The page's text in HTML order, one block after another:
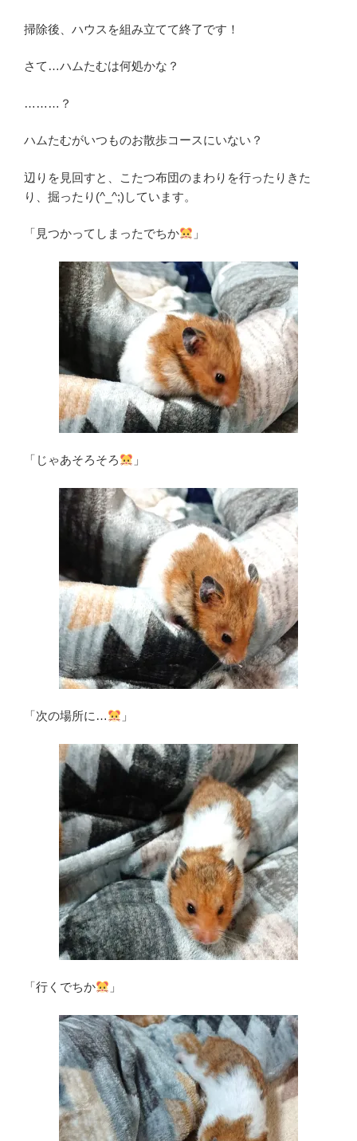
掃除後、ハウスを組み立てて終了です！
さて…ハムたむは何処かな？
………？
ハムたむがいつものお散歩コースにいない？
辺りを見回すと、こたつ布団のまわりを行ったりきた
り、掘ったり(^_^;)しています。
「見つかってしまったでちか 」
「じゃあそろそろ 」
「次の場所に… 」
「行くでちか 」